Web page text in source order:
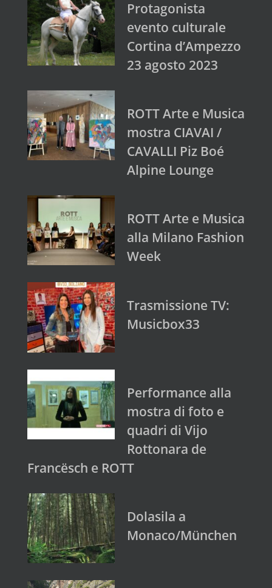
Protagonista
evento culturale
Cortina d’Ampezzo
23 agosto 2023
ROTT Arte e Musica
mostra CIAVAI /
CAVALLI Piz Boé
Alpine Lounge
ROTT Arte e Musica
alla Milano Fashion
Week
Trasmissione TV:
Musicbox33
Performance alla
mostra di foto e
quadri di Vijo
Rottonara de
Francësch e ROTT
Dolasila a
Monaco/München